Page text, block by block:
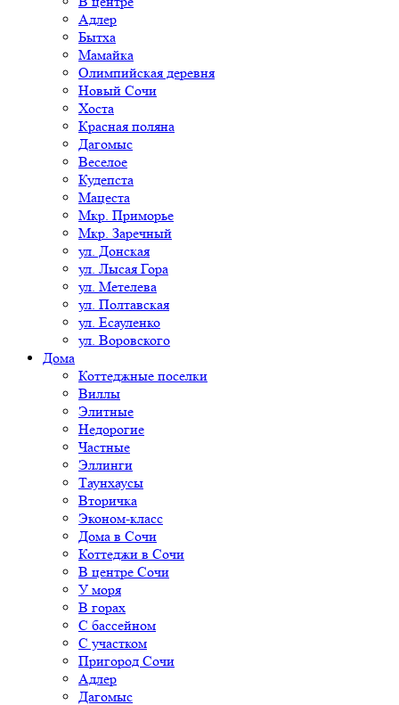
Адлер
Бытха
Мамайка
Олимпийская деревня
Новый Сочи
Хоста
Красная поляна
Дагомыс
Веселое
Кудепста
Мацеста
Мкр. Приморье
Мкр. Заречный
ул. Донская
ул. Лысая Гора
ул. Метелева
ул. Полтавская
ул. Есауленко
ул. Воровского
Дома
Коттеджные поселки
Виллы
Элитные
Недорогие
Частные
Эллинги
Таунхаусы
Вторичка
Эконом-класс
Дома в Сочи
Коттеджи в Сочи
В центре Сочи
У моря
В горах
С бассейном
С участком
Пригород Сочи
Адлер
Дагомыс